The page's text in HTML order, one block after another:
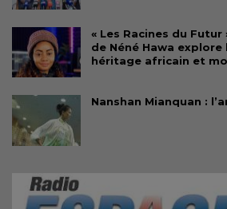
« Les Racines du
de Néné Hawa
héritage africain et
Nanshan Mianquan :